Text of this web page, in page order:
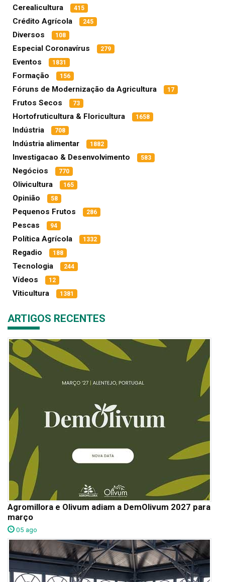
Cerealicultura 415
Crédito Agrícola 245
Diversos 108
Especial Coronavírus 279
Eventos 1831
Formação 156
Fóruns de Modernização da Agricultura 17
Frutos Secos 73
Hortofruticultura & Floricultura 1658
Indústria 708
Indústria alimentar 1882
Investigacao & Desenvolvimento 583
Negócios 770
Olivicultura 165
Opinião 58
Pequenos Frutos 286
Pescas 94
Política Agrícola 1332
Regadio 188
Tecnologia 244
Vídeos 12
Viticultura 1381
ARTIGOS RECENTES
Agromillora e Olivum adiam a DemOlivum 2027 para
março
05 ago